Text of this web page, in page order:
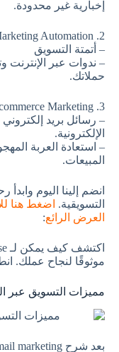
إخبارية غير محدودة.
2. Marketing Automation شهريًا $48.38:
– أتمتة التسويق
– ندوات عبر الإنترنت
حملاتك.
3. Ecommerce Marketing شهريًا $97.58:
– رسائل بريد
الإلكترونية.
– استعادة العربة
المبيعات.
انضم إلينا اليوم
التسويقية. اضغط هنا
العرض الرائع:
موثوقًا لنجاح عملك.
مميزات التسويق عبر